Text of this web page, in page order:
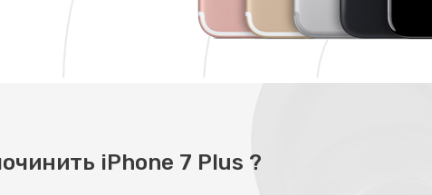
iPhone 7 Plus ?